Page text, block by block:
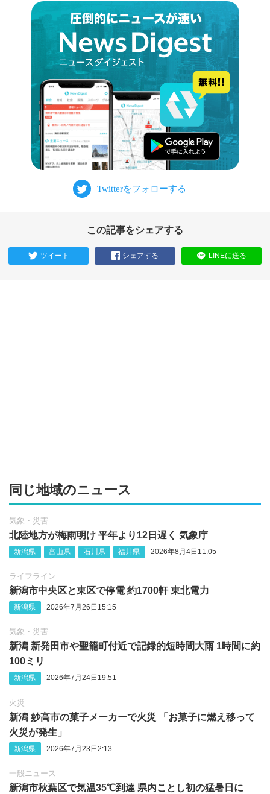
この記事をシェアする
ツイート シェアする LINEに送る
同じ地域のニュース
気象・災害
北陸地方が梅雨明け 平年より12日遅く 気象庁
新潟県 富山県 石川県 福井県 2026年8月4日11:05
ライフライン
新潟市中央区と東区で停電 約1700軒 東北電力
新潟県 2026年7月26日15:15
気象・災害
新潟 新発田市や聖籠町付近で記録的短時間大雨 1時間に約
100ミリ
新潟県 2026年7月24日19:51
火災
新潟 妙高市の菓子メーカーで火災 「お菓子に燃え移って
火災が発生」
新潟県 2026年7月23日2:13
一般ニュース
新潟市秋葉区で気温35℃到達 県内ことし初の猛暑日に